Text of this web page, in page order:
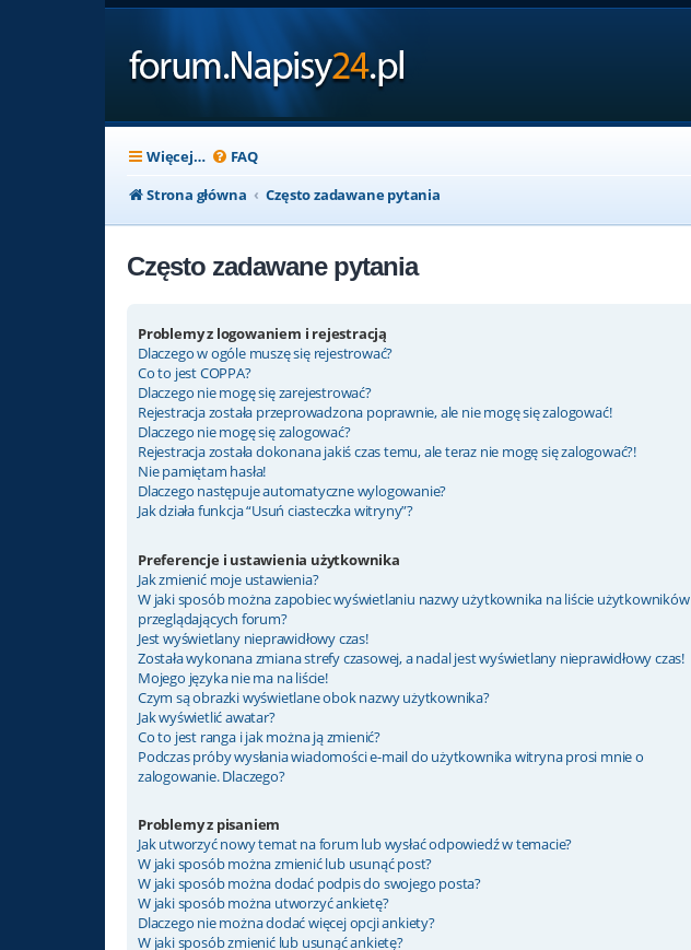
Więcej… FAQ
Strona główna
Często zadawane pytania
Często zadawane pytania
Problemy z logowaniem i rejestracją
Dlaczego w ogóle muszę się rejestrować?
Co to jest COPPA?
Dlaczego nie mogę się zarejestrować?
Rejestracja została przeprowadzona poprawnie, ale nie mogę się zalogować!
Dlaczego nie mogę się zalogować?
Rejestracja została dokonana jakiś czas temu, ale teraz nie mogę się zalogować?!
Nie pamiętam hasła!
Dlaczego następuje automatyczne wylogowanie?
Jak działa funkcja “Usuń ciasteczka witryny”?
Preferencje i ustawienia użytkownika
Jak zmienić moje ustawienia?
W jaki sposób można zapobiec wyświetlaniu nazwy użytkownika na liście użytkowników
przeglądających forum?
Jest wyświetlany nieprawidłowy czas!
Została wykonana zmiana strefy czasowej, a nadal jest wyświetlany nieprawidłowy czas!
Mojego języka nie ma na liście!
Czym są obrazki wyświetlane obok nazwy użytkownika?
Jak wyświetlić awatar?
Co to jest ranga i jak można ją zmienić?
Podczas próby wysłania wiadomości e-mail do użytkownika witryna prosi mnie o
zalogowanie. Dlaczego?
Problemy z pisaniem
Jak utworzyć nowy temat na forum lub wysłać odpowiedź w temacie?
W jaki sposób można zmienić lub usunąć post?
W jaki sposób można dodać podpis do swojego posta?
W jaki sposób można utworzyć ankietę?
Dlaczego nie można dodać więcej opcji ankiety?
W jaki sposób zmienić lub usunąć ankietę?